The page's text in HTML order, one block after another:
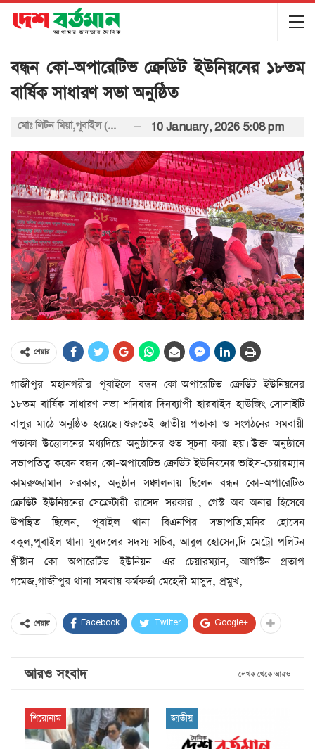
বন্ধন কো-অপারেটিভ ক্রেডিট ইউনিয়নের ১৮তম
বার্ষিক সাধারণ সভা অনুষ্ঠিত
মোঃ লিটন মিয়া,পূবাইল (গাজীপুর) 10 January, 2026 5:08 pm
শেয়ার
গাজীপুর মহানগরীর পূবাইলে বন্ধন কো-অপারেটিভ ক্রেডিট ইউনিয়নের
১৮তম বার্ষিক সাধারণ সভা শনিবার দিনব্যাপী হারবাইদ হাউজিং সোসাইটি
বালুর মাঠে অনুষ্ঠিত হয়েছে। শুরুতেই জাতীয় পতাকা ও সংগঠনের সমবায়ী
পতাকা উত্তোলনের মধ্যদিয়ে অনুষ্ঠানের শুভ সূচনা করা হয়। উক্ত অনুষ্ঠানে
সভাপতিত্ব করেন বন্ধন কো-অপারেটিভ ক্রেডিট ইউনিয়নের ভাইস-চেয়ারম্যান
কামরুজ্জামান সরকার, অনুষ্ঠান সঞ্চালনায় ছিলেন বন্ধন কো-অপারেটিভ
ক্রেডিট ইউনিয়নের সেক্রেটারী রাসেদ সরকার , গেস্ট অব অনার হিসেবে
উপস্থিত ছিলেন, পূবাইল থানা বিএনপির সভাপতি,মনির হোসেন
বকুল,পূবাইল থানা যুবদলের সদস্য সচিব, আবুল হোসেন,দি মেট্রো পলিটন
খ্রীষ্টান কো অপারেটিভ ইউনিয়ন এর চেয়ারম্যান, আগস্টিন প্রতাপ
গমেজ,গাজীপুর থানা সমবায় কর্মকর্তা মেহেদী মাসুদ, প্রমুখ,
শেয়ার Facebook Twitter Google+
আরও সংবাদ লেখক থেকে আরও
শিরোনাম জাতীয়